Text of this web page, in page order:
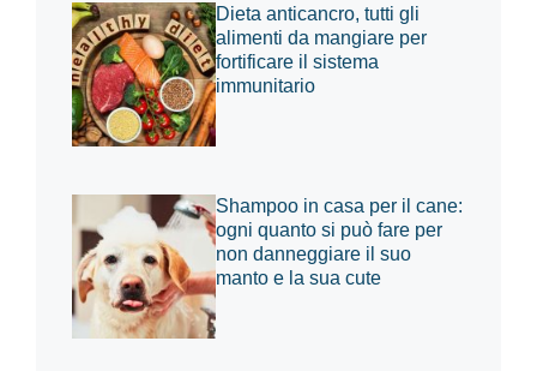
Dieta anticancro, tutti gli
alimenti da mangiare per
fortificare il sistema
immunitario
Shampoo in casa per il cane:
ogni quanto si può fare per
non danneggiare il suo
manto e la sua cute